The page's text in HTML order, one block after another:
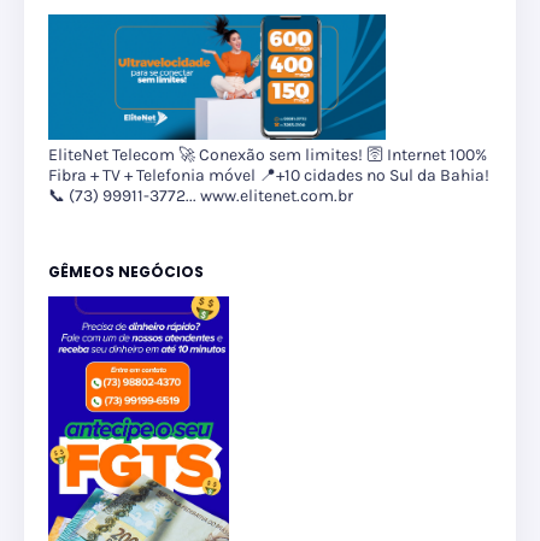
EliteNet Telecom 🚀 Conexão sem limites! 🛜 Internet 100%
Fibra + TV + Telefonia móvel 📍+10 cidades no Sul da Bahia!
📞 (73) 99911-3772... www.elitenet.com.br
GÊMEOS NEGÓCIOS